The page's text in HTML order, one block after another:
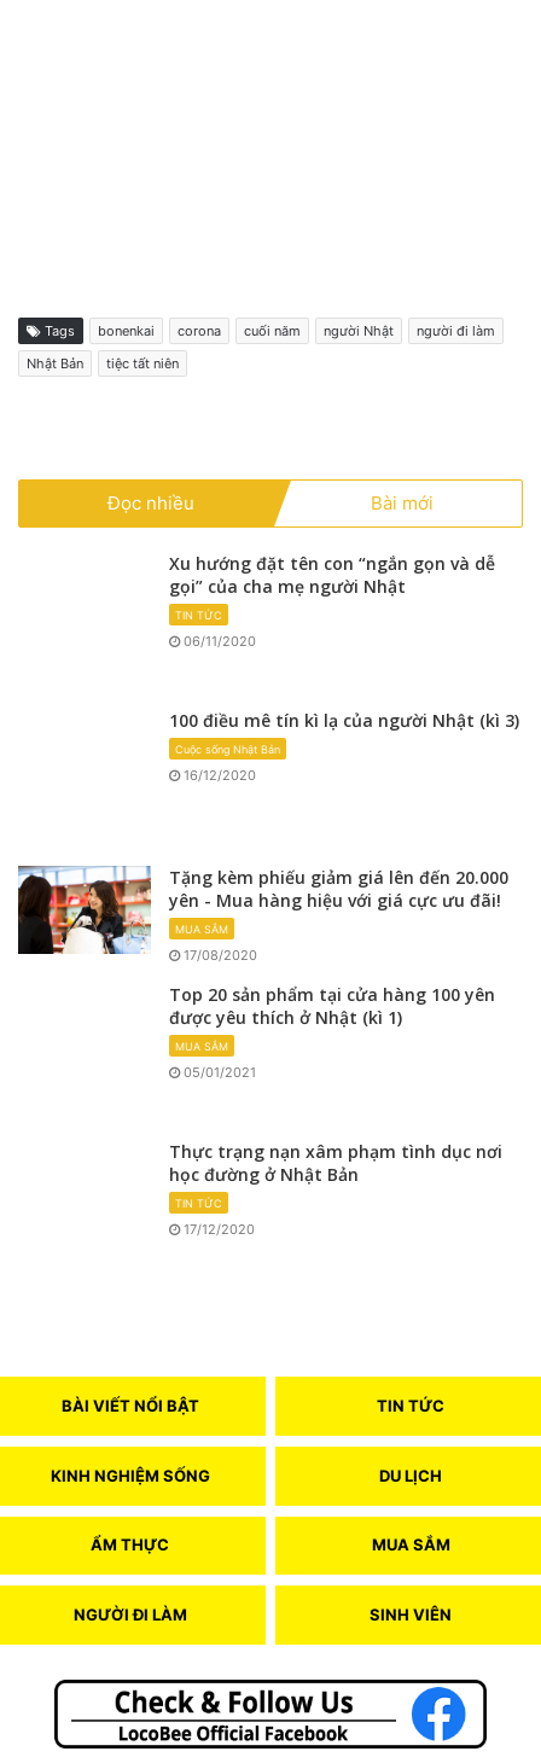
Tags bonenkai corona cuối năm người Nhật
người đi làm
Nhật Bản
tiệc tất niên
Đọc nhiều Bài mới
Xu hướng đặt tên con “ngắn gọn và dễ
gọi” của cha mẹ người Nhật
TIN TỨC
06/11/2020
100 điều mê tín kì lạ của người Nhật (kì 3)
Cuộc sống Nhật Bản
16/12/2020
Tặng kèm phiếu giảm giá lên đến 20.000
yên - Mua hàng hiệu với giá cực ưu đãi!
MUA SẮM
17/08/2020
Top 20 sản phẩm tại cửa hàng 100 yên
được yêu thích ở Nhật (kì 1)
MUA SẮM
05/01/2021
Thực trạng nạn xâm phạm tình dục nơi
học đường ở Nhật Bản
TIN TỨC
17/12/2020
BÀI VIẾT NỔI BẬT TIN TỨC
KINH NGHIỆM SỐNG DU LỊCH
ẨM THỰC MUA SẮM
NGƯỜI ĐI LÀM SINH VIÊN